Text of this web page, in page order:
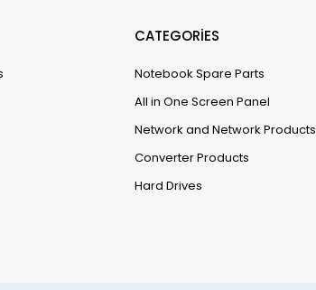
CATEGORİES
Notebook Spare Parts
All in One Screen Panel
Network and Network Products
Converter Products
Hard Drives